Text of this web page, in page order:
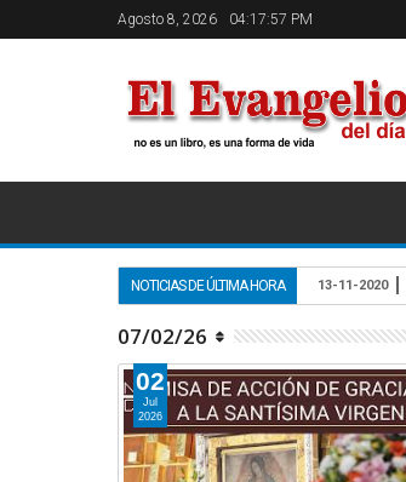
Agosto 8, 2026 04:17:57 PM
NOTICIAS DE ÚLTIMA HORA 13-11-2020
07/02/26
02
Jul
2026